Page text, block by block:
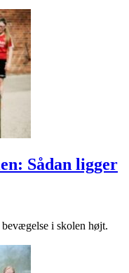
Sådan ligger
i skolen højt.